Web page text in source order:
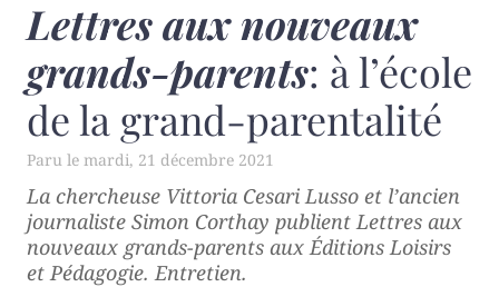
Lettres aux nouveaux
grands-parents: à l’école
de la grand-parentalité
mardi, 21 décembre 2021
La chercheuse Vittoria Cesari Lusso et l’ancien
journaliste Simon Corthay publient Lettres aux
nouveaux grands-parents aux Éditions Loisirs
et Pédagogie. Entretien.